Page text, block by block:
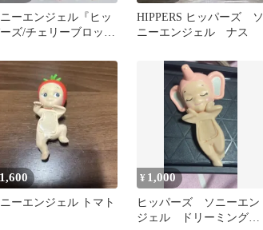
ーエンジェル『ヒッ
ズ/チェリーブロッサ
HIPPERS ヒッパーズ ソ
ニーエンジェル ナス
1,600
ーエンジェル トマト
¥ 1,000
ヒッパーズ ソニーエン
ジェル ドリーミング